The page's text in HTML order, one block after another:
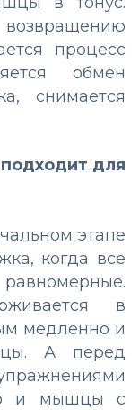
процесс
обмен
снимается
для
этапе
когда все
в
медленно и
А перед
и мышцы с